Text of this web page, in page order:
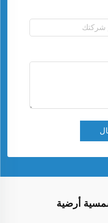
أرضية